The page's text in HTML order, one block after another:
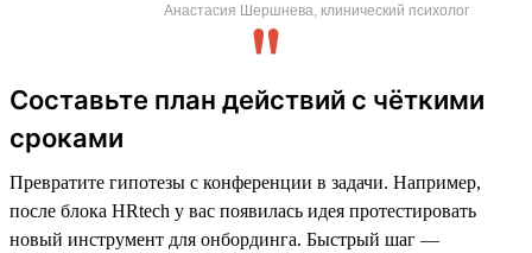
Анастасия Шершнева, клинический психолог
Составьте план действий с чёткими
сроками
Превратите гипотезы с конференции в задачи. Например,
после блока HRtech у вас появилась идея протестировать
новый инструмент для онбординга. Быстрый шаг —